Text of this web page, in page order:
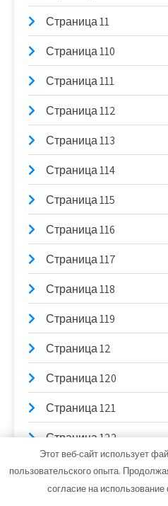
Страница 11
Страница 110
Страница 111
Страница 112
Страница 113
Страница 114
Страница 115
Страница 116
Страница 117
Страница 118
Страница 119
Страница 12
Страница 120
Страница 121
Страница 122
Страница 123
Этот веб-сайт использует
пользовательского опыта.
согласие на